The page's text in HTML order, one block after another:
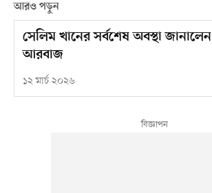
আরও পড়ুন
সেলিম খানের সর্বশেষ অবস্থা জানালেন
আরবাজ
১২ মার্চ ২০২৬